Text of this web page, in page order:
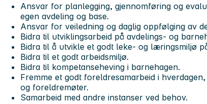
Ansvar for planlegging, gjennomføring og
egen avdeling og base.
Ansvar for veiledning og daglig oppfølging av
Bidra til utviklingsarbeid på avdelings- og
Bidra til å utvikle et godt leke- og læringsmiljø
Bidra til et godt arbeidsmiljø.
Bidra til kompetanseheving i barnehagen.
Fremme et godt foreldresamarbeid i
og foreldremøter.
Samarbeid med andre instanser ved behov.